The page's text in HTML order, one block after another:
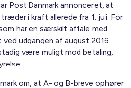
Post Danmark annonceret, at
i kraft allerede fra 1. juli. For
har en særskilt aftale med
udgangen af august 2016.
være muligt mod betaling,
om, at A- og B-breve ophører